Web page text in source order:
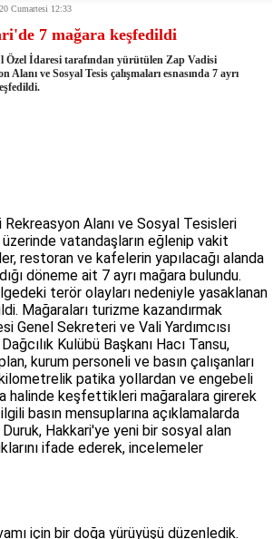
finali
aldı
mücadelesi start aldı
Keskin'i ziyaret etti
sevgi seli
Cumartesi 12:33
7 mağara keşfedildi
İdaresi tarafından yürütülen Zap Vadisi
Alanı ve Sosyal Tesis çalışmaları esnasında 7 ayrı
Alanı ve Sosyal Tesisleri
vatandaşların eğlenip vakit
restoran ve kafelerin yapılacağı alanda
döneme ait 7 ayrı mağara bulundu.
terör olayları nedeniyle yasaklanan
Mağaraları turizme kazandırmak
Genel Sekreteri ve Vali Yardımcısı
Kulübü Başkanı Hacı Tansu,
kurum personeli ve basın çalışanları
patika yollardan ve engebeli
halinde keşfettikleri mağaralara girerek
basın mensuplarına açıklamalarda
Hakkari'ye yeni bir sosyal alan
ifade ederek, incelemeler
için bir doğa yürüyüşü düzenledik.